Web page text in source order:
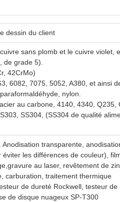
dessin du client
sans plomb et le cuivre violet,
de grade 5).
42CrMo)
6082, 7075, 5052, A380, et ainsi
nylon.
au carbone, 4140, 4340, Q235,
SS304, (SS304 de qualité
transparente,
les différences de couleur),
au laser, revêtement de
carburation, traitement thermique
de dureté Rockwell, testeur
de disque nuageux SP-T300